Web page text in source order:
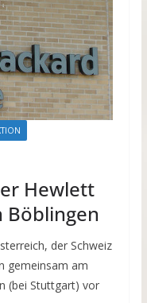
Hewlett
Böblingen
der Schweiz
gemeinsam am
(bei Stuttgart) vor